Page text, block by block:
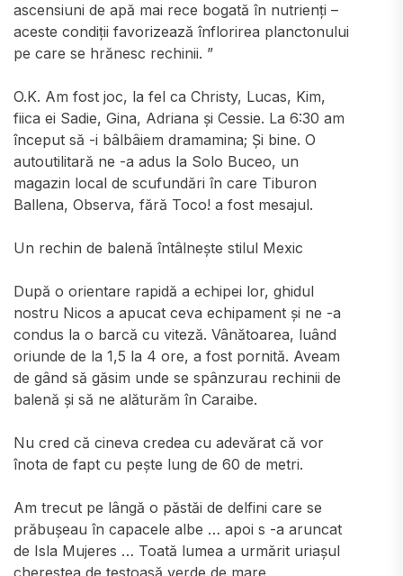
ascensiuni de apă mai rece bogată în nutrienți –
aceste condiții favorizează înflorirea planctonului
pe care se hrănesc rechinii. ”
O.K. Am fost joc, la fel ca Christy, Lucas, Kim,
fiica ei Sadie, Gina, Adriana și Cessie. La 6:30 am
început să -i bâlbâiem dramamina; Și bine. O
autoutilitară ne -a adus la Solo Buceo, un
magazin local de scufundări în care Tiburon
Ballena, Observa, fără Toco! a fost mesajul.
Un rechin de balenă întâlnește stilul Mexic
După o orientare rapidă a echipei lor, ghidul
nostru Nicos a apucat ceva echipament și ne -a
condus la o barcă cu viteză. Vânătoarea, luând
oriunde de la 1,5 la 4 ore, a fost pornită. Aveam
de gând să găsim unde se spânzurau rechinii de
balenă și să ne alăturăm în Caraibe.
Nu cred că cineva credea cu adevărat că vor
înota de fapt cu pește lung de 60 de metri.
Am trecut pe lângă o păstăi de delfini care se
prăbușeau în capacele albe … apoi s -a aruncat
de Isla Mujeres … Toată lumea a urmărit uriașul
cherestea de țestoasă verde de mare …